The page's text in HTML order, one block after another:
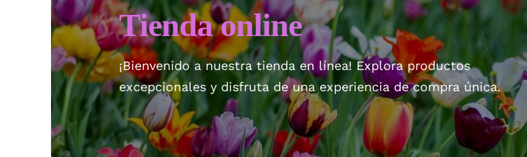
Tienda online
¡Bienvenido a nuestra tienda en línea! Explora productos
excepcionales y disfruta de una experiencia de compra única.